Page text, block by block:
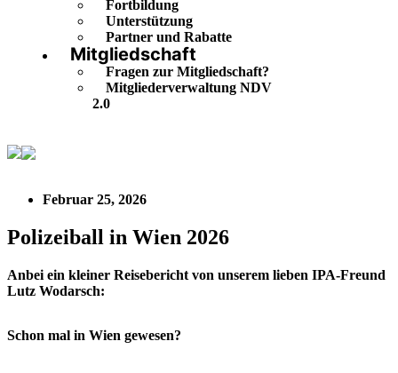
Fortbildung
Unterstützung
Partner und Rabatte
Mitgliedschaft
Fragen zur Mitgliedschaft?
Mitgliederverwaltung NDV
2.0
Februar 25, 2026
Polizeiball in Wien 2026
Anbei ein kleiner Reisebericht von unserem lieben IPA-Freund
Lutz Wodarsch:
Schon mal in Wien gewesen?